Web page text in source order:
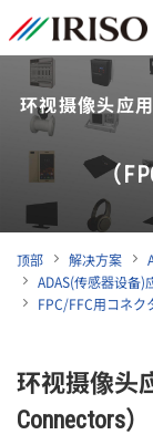
环视摄像头应用
（
顶部 解决方案
ADAS(传感器设备)
FPC/FFC用コネク
环视摄像头
Connectors）